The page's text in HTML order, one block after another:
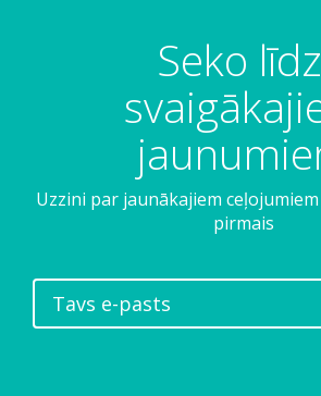
Seko
Uzzini par jaunākajiem
pirmais